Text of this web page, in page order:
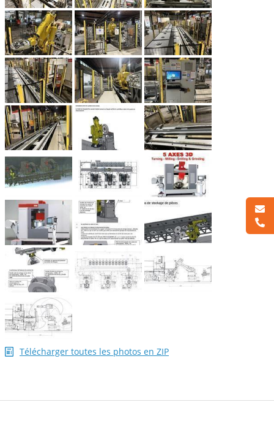
Télécharger toutes les photos en ZIP